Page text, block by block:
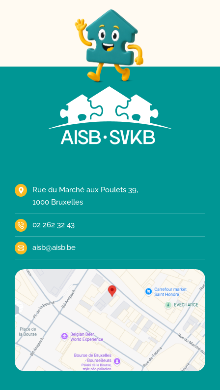
Rue du Marché aux Poulets 39,
1000 Bruxelles
02 262 32 43
aisb@aisb.be